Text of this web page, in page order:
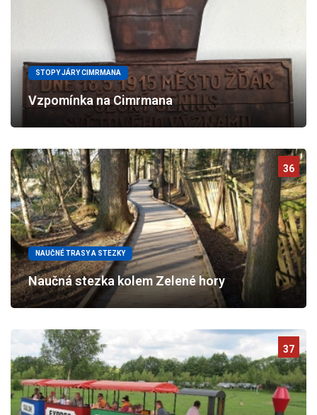
STOPY JÁRY CIMRMANA
Vzpomínka na Cimrmana
36
NAUČNÉ TRASY A STEZKY
Naučná stezka kolem Zelené hory
37